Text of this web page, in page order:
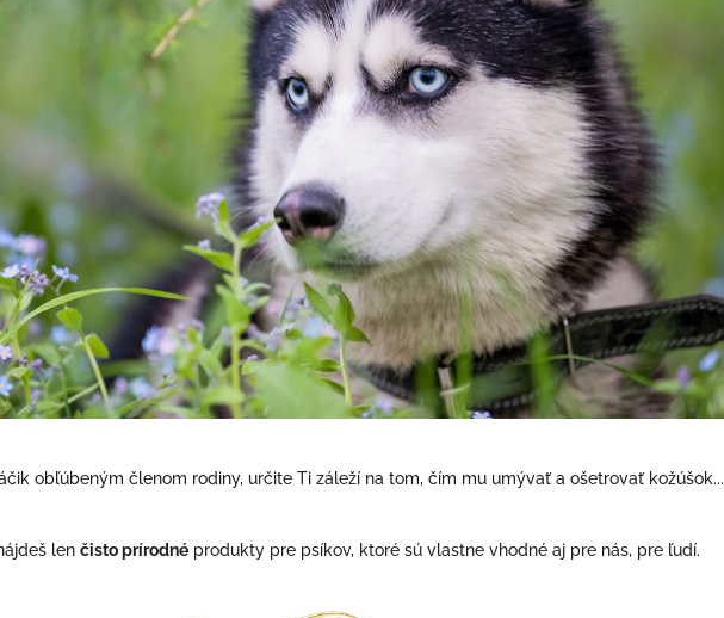
obľúbeným členom rodiny, určite Ti záleží na tom, čím mu umývať a ošetrovať kožúšok...
len čisto prírodné produkty pre psíkov, ktoré sú vlastne vhodné aj pre nás, pre ľudí.